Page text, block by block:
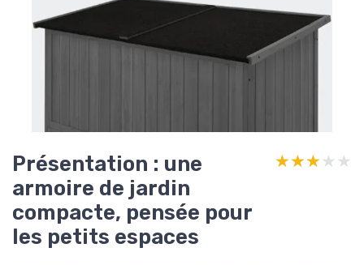
Présentation : une
armoire de jardin
compacte, pensée pour
les petits espaces
★★★★★
★★★★★